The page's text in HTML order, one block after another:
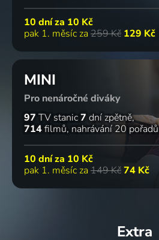
10 dní za 10 Kč
pak 1. měsíc za 259 Kč 129 Kč
MINI
Pro nenáročné diváky
97 TV stanic7 dní zpětně
714filmů nahrávání 20 pořadů
10 dní za 10 Kč
pak 1. měsíc za 149 Kč74 Kč
Extra